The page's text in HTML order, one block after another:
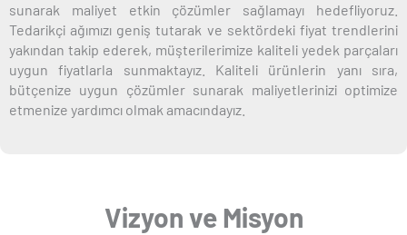
sunarak maliyet etkin çözümler sağlamayı hedefliyoruz.
Tedarikçi ağımızı geniş tutarak ve sektördeki fiyat trendlerini
yakından takip ederek, müşterilerimize kaliteli yedek parçaları
uygun fiyatlarla sunmaktayız. Kaliteli ürünlerin yanı sıra,
bütçenize uygun çözümler sunarak maliyetlerinizi optimize
etmenize yardımcı olmak amacındayız.
Vizyon ve Misyon